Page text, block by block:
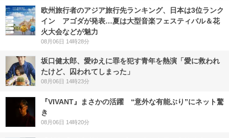
欧州旅行者のアジア旅行先ランキング、日本は3位ランク
イン アゴダが発表…夏は大型音楽フェスティバル＆花
火大会などが魅力
08月06日 14時28分
坂口健太郎、愛ゆえに罪を犯す青年を熱演「愛に救われ
たけど、囚われてしまった」
08月06日 14時23分
『VIVANT』まさかの活躍 “意外な有能ぶり”にネット驚
き
08月06日 14時20分